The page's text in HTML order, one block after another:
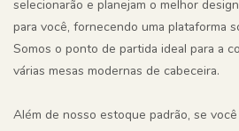
selecionarão e planejam o melhor
para você, fornecendo uma plataforma
Somos o ponto de partida ideal para a
várias mesas modernas de cabeceira.
Além de nosso estoque padrão, se